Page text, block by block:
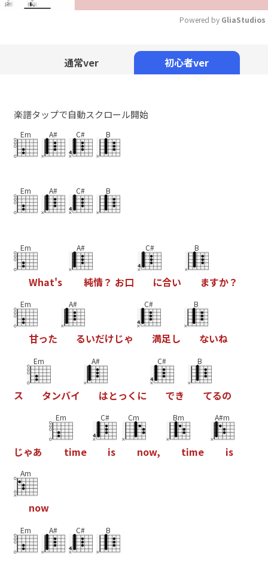
Powered by GliaStudios
通常ver 初心者ver
楽譜タップで自動スクロール開始
Em A# C# B
Em A# C# B
Em
What's
A#
純情？ お口
C#
に合い
B
ますか？
Em
甘った
A#
るいだけじゃ
C#
満足し
B
ないね
ス
Em
タンバイ
A#
はとっ く に
C#
でき
B
てるの
じゃあ
Em
time
C#
is
Cm
now,
Bm
time
A#m
is
Am
now
Em A# C# B